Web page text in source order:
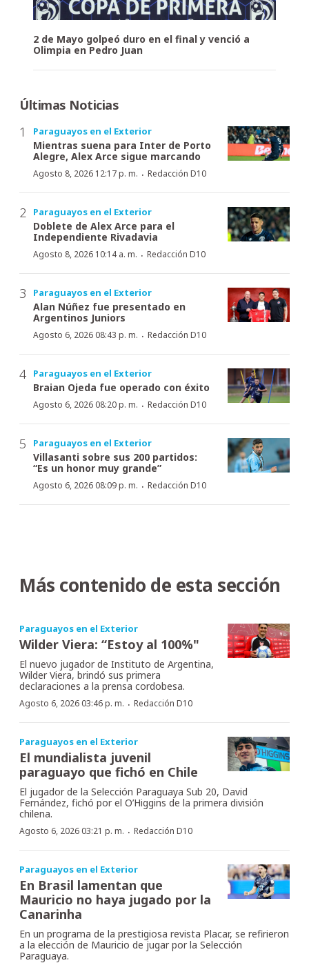
2 de Mayo golpeó duro en el final y venció a
Olimpia en Pedro Juan
Últimas Noticias
Paraguayos en el Exterior
Mientras suena para Inter de Porto
Alegre, Alex Arce sigue marcando
Agosto 8, 2026 12:17 p. m. · Redacción D10
Paraguayos en el Exterior
Doblete de Alex Arce para el
Independiente Rivadavia
Agosto 8, 2026 10:14 a. m. · Redacción D10
Paraguayos en el Exterior
Alan Núñez fue presentado en
Argentinos Juniors
Agosto 6, 2026 08:43 p. m. · Redacción D10
Paraguayos en el Exterior
Braian Ojeda fue operado con éxito
Agosto 6, 2026 08:20 p. m. · Redacción D10
Paraguayos en el Exterior
Villasanti sobre sus 200 partidos:
“Es un honor muy grande”
Agosto 6, 2026 08:09 p. m. · Redacción D10
Más contenido de esta sección
Paraguayos en el Exterior
Wilder Viera: “Estoy al 100%"
El nuevo jugador de Instituto de Argentina,
Wilder Viera, brindó sus primera
declaraciones a la prensa cordobesa.
Agosto 6, 2026 03:46 p. m. · Redacción D10
Paraguayos en el Exterior
El mundialista juvenil
paraguayo que fichó en Chile
El jugador de la Selección Paraguaya Sub 20, David
Fernández, fichó por el O’Higgins de la primera división
chilena.
Agosto 6, 2026 03:21 p. m. · Redacción D10
Paraguayos en el Exterior
En Brasil lamentan que
Mauricio no haya jugado por la
Canarinha
En un programa de la prestigiosa revista Placar, se refirieron
a la elección de Mauricio de jugar por la Selección
Paraguaya.